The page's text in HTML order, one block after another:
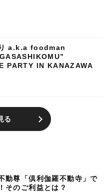
a.k.a foodman
PARTY IN KANAZAWA
る
動尊「倶利伽羅不動寺」で
そのご利益とは？